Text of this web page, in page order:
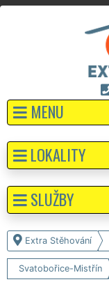
MENU
Extra Stěhování
Svatobořice-Mistřín
LOKALITY
SLUŽBY